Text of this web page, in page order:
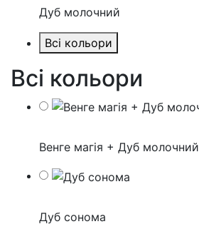
Дуб молочний
Всі кольори
Всі кольори
Венге магія + Дуб молочний
Дуб сонома